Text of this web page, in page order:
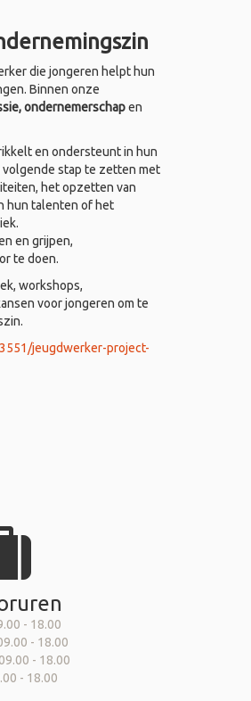
die jongeren helpt hun
Binnen onze
ondernemerschapen
en ondersteunt in hun
stap te zetten met
het opzetten van
hun talenten of het
en grijpen,
te doen.
workshops,
voor jongeren om te
jeugdwerker-project-
- 18.00
- 18.00
- 18.00
- 18.00